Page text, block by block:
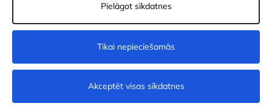
Nopirkt
Vairumtirdzniecības pircējiem Sīkdatņu iestatījumi
© 2011-2026MNOGOKNIG. All Rights Reserved.
Pielāgot sīkdatnes
Tikai nepieciešamās
Akceptēt visas sīkdatnes